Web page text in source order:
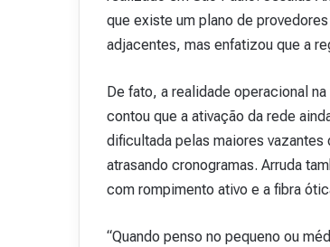
que existe um plano de
adjacentes, mas enfatizou que a
De fato, a realidade operacional
contou que a ativação da rede
dificultada pelas maiores
atrasando cronogramas. Arruda
com rompimento ativo e a fibra
“Quando penso no pequeno ou